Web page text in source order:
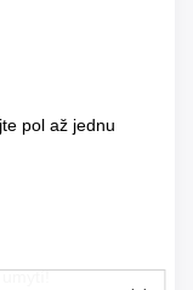
pol až jednu